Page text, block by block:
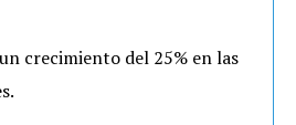
crecimiento del 25% en las